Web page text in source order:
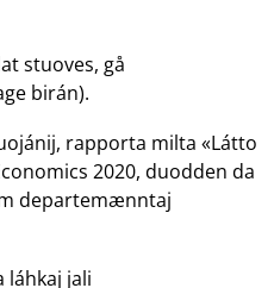
stuoves, gå
birán).
rapporta milta «Látto
2020, duodden da
departemænntaj
láhkaj jali